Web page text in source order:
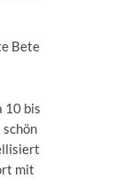
10 bis
mit